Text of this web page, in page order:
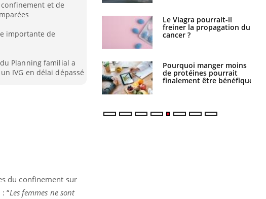
et de
importante de
Planning familial a
IVG en délai dépassé
du confinement sur
“Les femmes ne sont
Le Viagra pourrait-il
freiner la propagation du
cancer ?
Pourquoi manger moins
de protéines pourrait
finalement être bénéfique
Le smartphone nuit-il à
l'apprentissage de la
lecture ?
Mordue par une tique en
vacances, elle reste dans
le coma pendant 42 jours